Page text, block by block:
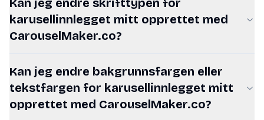
Kan jeg endre skrifttypen for
karusellinnlegget mitt opprettet med
CarouselMaker.co?
Kan jeg endre bakgrunnsfargen eller
tekstfargen for karusellinnlegget mitt
opprettet med CarouselMaker.co?